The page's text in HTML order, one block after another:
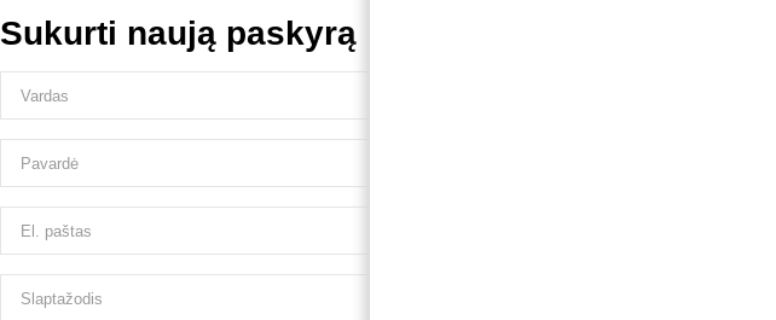
Sukurti naują paskyrą